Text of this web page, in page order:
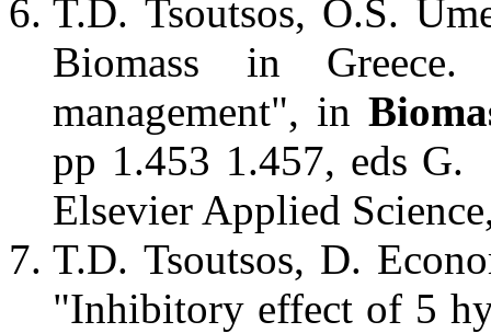
T.D. Tsoutsos, O.S.
Biomass in Greece.
management", in
pp 1.453 1.457, eds G.
Elsevier Applied
T.D. Tsoutsos, D.
"Inhibitory effect of 5